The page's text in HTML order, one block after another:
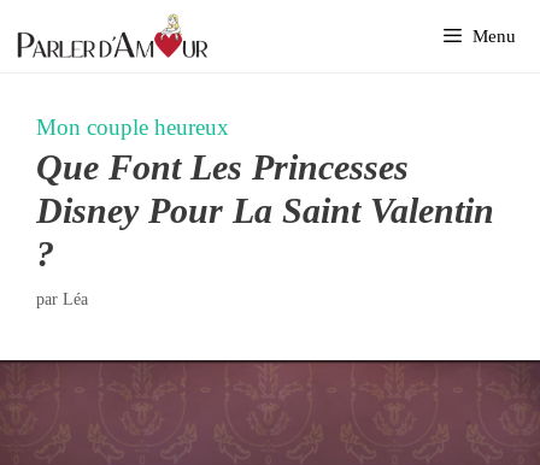
au
Menu
Mon couple heureux
Que Font Les Princesses
Disney Pour La Saint Valentin
?
par Léa